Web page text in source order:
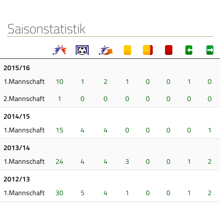
Saisonstatistik
2015/16
1.Mannschaft
10 1 2 1 0 0 1
0
2.Mannschaft
1 0 0 0 0 0 0
0
2014/15
1.Mannschaft
15 4 4 0 0 0 0
1
2013/14
1.Mannschaft
24 4 4 3 0 0 1
2
2012/13
1.Mannschaft
30 5 4 1 0 0 1
2